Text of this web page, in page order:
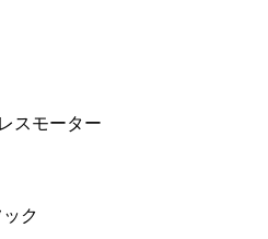
スモーター
ク